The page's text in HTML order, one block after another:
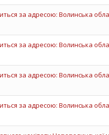
за адресою: Волинська
за адресою: Волинська
за адресою: Волинська
за адресою: Волинська